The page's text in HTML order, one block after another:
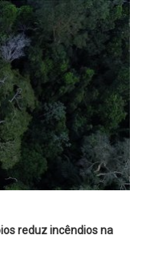
reduz incêndios na